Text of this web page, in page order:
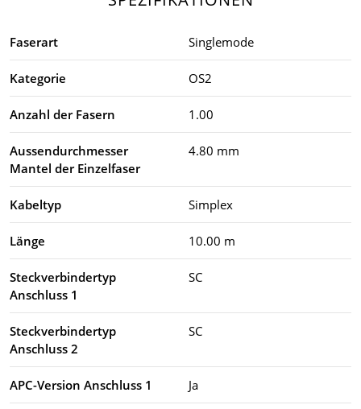
Faserart Singlemode
Kategorie OS2
Anzahl der Fasern 1.00
Aussendurchmesser
Mantel der Einzelfaser
4.80 mm
Kabeltyp Simplex
Länge 10.00 m
Steckverbindertyp
Anschluss 1
SC
Steckverbindertyp
Anschluss 2
SC
APC-Version Anschluss 1 Ja